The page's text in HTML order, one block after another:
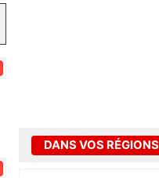
DANS VOS RÉGIONS